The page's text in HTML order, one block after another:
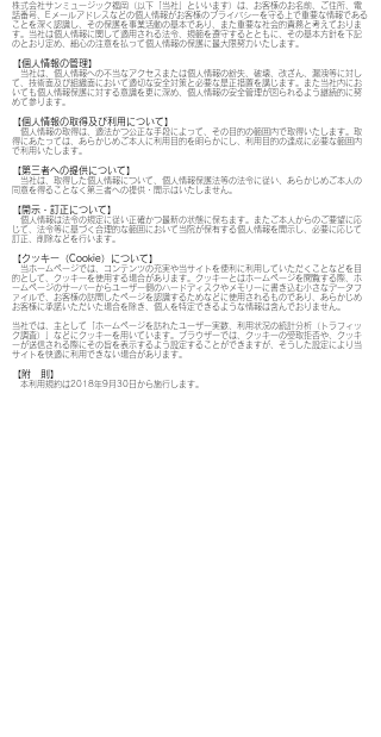
株式会社サンミュージック福岡（以下「当社」といいます）は、お客様のお名前、ご住所、電
話番号、Eメールアドレスなどの個人情報がお客様のプライバシーを守る上で重要な情報である
ことを深く認識し、その保護を事業活動の基本であり、また重要な社会的責務と考えておりま
す。当社は個人情報に関して適用される法令、規範を遵守するとともに、その基本方針を下記
のとおり定め、細心の注意を払って個人情報の保護に最大限努力いたします。
【個人情報の管理】
当社は、個人情報への不当なアクセスまたは個人情報の紛失、破壊、改ざん、漏洩等に対し
て、技術面及び組織面において適切な安全対策と必要な是正措置を講じます。また当社内にお
いても個人情報保護に対する意識を更に深め、個人情報の安全管理が図られるよう継続的に努
めて参ります。
【個人情報の取得及び利用について】
個人情報の取得は、適法かつ公正な手段によって、その目的の範囲内で取得いたします。取
得にあたっては、あらかじめご本人に利用目的を明らかにし、利用目的の達成に必要な範囲内
で利用いたします。
【第三者への提供について】
当社は、取得した個人情報について、個人情報保護法等の法令に従い、あらかじめご本人の
同意を得ることなく第三者への提供・開示はいたしません。
【開示・訂正について】
個人情報は法令の規定に従い正確かつ最新の状態に保ちます。またご本人からのご要望に応
じて、法令等に基づく合理的な範囲において当院が保有する個人情報を開示し、必要に応じて
訂正、削除などを行います。
【クッキー（Cookie）について】
当ホームページでは、コンテンツの充実や当サイトを便利に利用していただくことなどを目
的として、クッキーを使用する場合があります。クッキーとはホームページを閲覧する際、ホ
ームページのサーバーからユーザー側のハードディスクやメモリーに書き込む小さなデータフ
ァイルで、お客様の訪問したページを認識するためなどに使用されるものであり、あらかじめ
お客様に承諾いただいた場合を除き、個人を特定できるような情報は含んでおりません。
当社では、主として「ホームページを訪れたユーザー実数、利用状況の統計分析（トラフィッ
ク調査）」などにクッキーを用いています。ブラウザーでは、クッキーの受取拒否や、クッキ
ーが送信される際にその旨を表示するよう設定することができますが、そうした設定により当
サイトを快適に利用できない場合があります。
【附 則】
本利用規約は2018年9月30日から施行します。